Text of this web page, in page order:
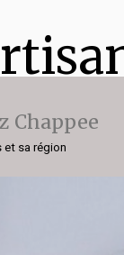
Chappee
et sa région